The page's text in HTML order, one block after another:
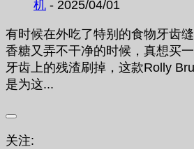
机 - 2025/04/01
有时候在外吃了特别的食物牙齿
香糖又弄不干净的时候，真想买
牙齿上的残渣刷掉，这款Rolly
是为这...
关注: